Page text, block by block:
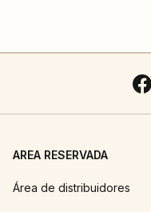
AREA RESERVADA
Área de distribuidores